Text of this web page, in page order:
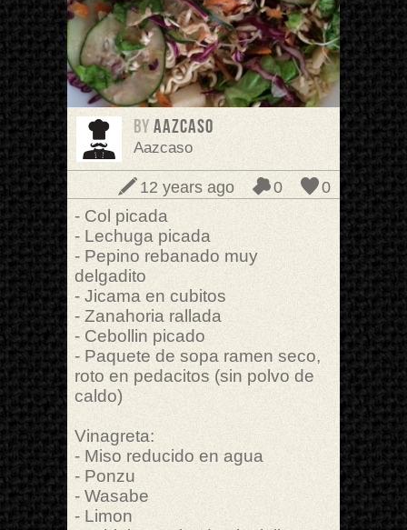
BY aazcaso
Aazcaso
0
0
12 years ago
- Col picada
- Lechuga picada
- Pepino rebanado muy
delgadito
- Jicama en cubitos
- Zanahoria rallada
- Cebollin picado
- Paquete de sopa ramen seco,
roto en pedacitos (sin polvo de
caldo)
Vinagreta:
- Miso reducido en agua
- Ponzu
- Wasabe
- Limon